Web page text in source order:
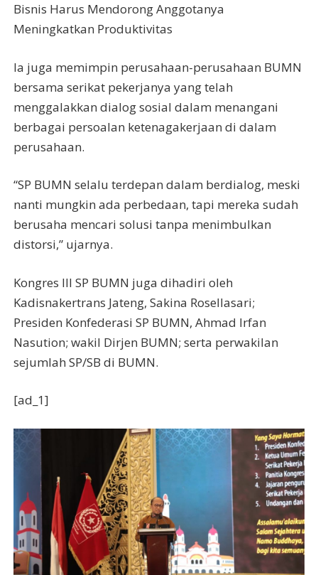
Bisnis Harus Mendorong Anggotanya
Meningkatkan Produktivitas
Ia juga memimpin perusahaan-perusahaan BUMN
bersama serikat pekerjanya yang telah
menggalakkan dialog sosial dalam menangani
berbagai persoalan ketenagakerjaan di dalam
perusahaan.
“SP BUMN selalu terdepan dalam berdialog, meski
nanti mungkin ada perbedaan, tapi mereka sudah
berusaha mencari solusi tanpa menimbulkan
distorsi,” ujarnya.
Kongres III SP BUMN juga dihadiri oleh
Kadisnakertrans Jateng, Sakina Rosellasari;
Presiden Konfederasi SP BUMN, Ahmad Irfan
Nasution; wakil Dirjen BUMN; serta perwakilan
sejumlah SP/SB di BUMN.
[ad_1]